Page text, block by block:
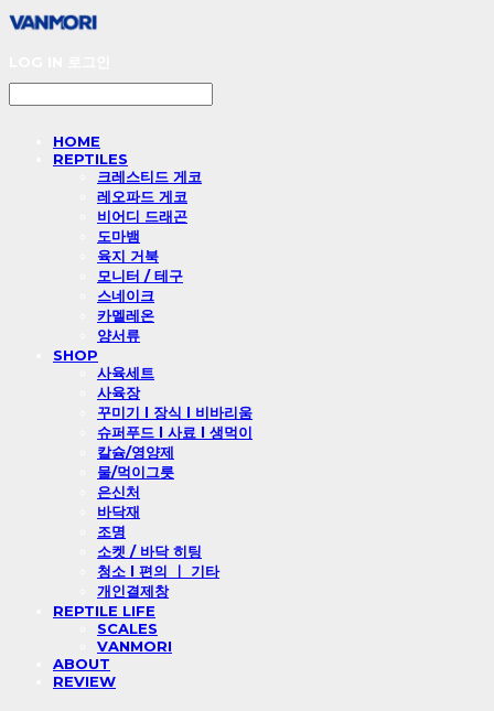
HOME
REPTILES
크레스티드 게코
레오파드 게코
비어디 드래곤
도마뱀
육지 거북
모니터 / 테구
스네이크
카멜레온
양서류
SHOP
사육세트
사육장
꾸미기 l 장식 l 비바리움
슈퍼푸드 l 사료 l 생먹이
칼슘/영양제
물/먹이그릇
은신처
바닥재
조명
소켓 / 바닥 히팅
청소 l 편의 ㅣ 기타
개인결제창
REPTILE LIFE
SCALES
VANMORI
ABOUT
REVIEW